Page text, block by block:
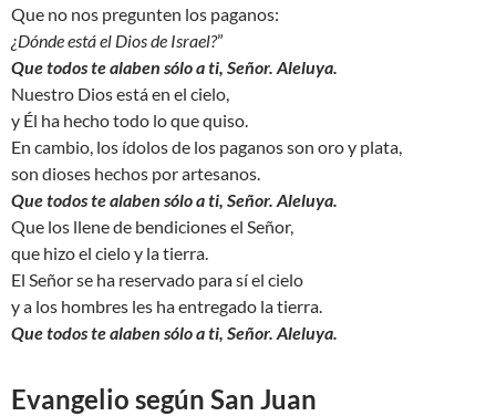
Que no nos pregunten los paganos:
¿Dónde está el Dios de Israel?”
Que todos te alaben sólo a ti, Señor. Aleluya.
Nuestro Dios está en el cielo,
y Él ha hecho todo lo que quiso.
En cambio, los ídolos de los paganos son oro y plata,
son dioses hechos por artesanos.
Que todos te alaben sólo a ti, Señor. Aleluya.
Que los llene de bendiciones el Señor,
que hizo el cielo y la tierra.
El Señor se ha reservado para sí el cielo
y a los hombres les ha entregado la tierra.
Que todos te alaben sólo a ti, Señor. Aleluya.
Evangelio según San Juan